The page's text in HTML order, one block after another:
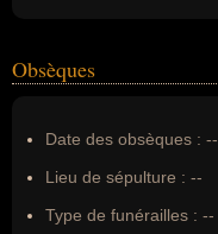
Obsèques
Date des obsèques : --
Lieu de sépulture : --
Type de funérailles : --